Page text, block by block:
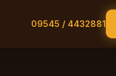
09545 / 4432881